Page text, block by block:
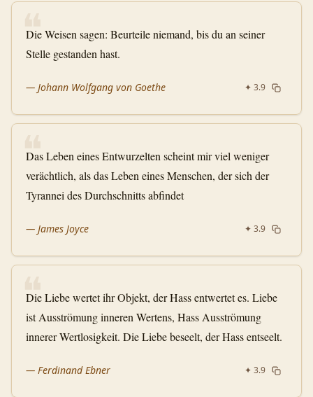
❝
Die Weisen sagen: Beurteile niemand, bis du an seiner
Stelle gestanden hast.
— Johann Wolfgang von Goethe ✦ 3.9
❝
Das Leben eines Entwurzelten scheint mir viel weniger
verächtlich, als das Leben eines Menschen, der sich der
Tyrannei des Durchschnitts abfindet
— James Joyce ✦ 3.9
❝
Die Liebe wertet ihr Objekt, der Hass entwertet es. Liebe
ist Ausströmung inneren Wertens, Hass Ausströmung
innerer Wertlosigkeit. Die Liebe beseelt, der Hass entseelt.
— Ferdinand Ebner ✦ 3.9